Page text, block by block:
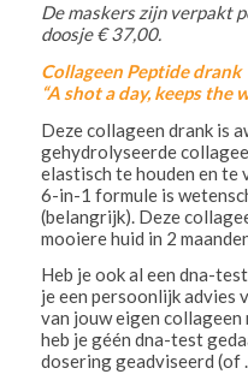
De maskers zijn verpakt
doosje € 37,00.
Collageen Peptide drank
“A shot a day, keeps the
Deze collageen drank is
gehydrolyseerde
elastisch te houden en te
6-in-1 formule is
(belangrijk). Deze
mooiere huid in 2
Heb je ook al een dna-
je een persoonlijk advies
van jouw eigen collageen
heb je géén dna-test
dosering geadviseerd (of